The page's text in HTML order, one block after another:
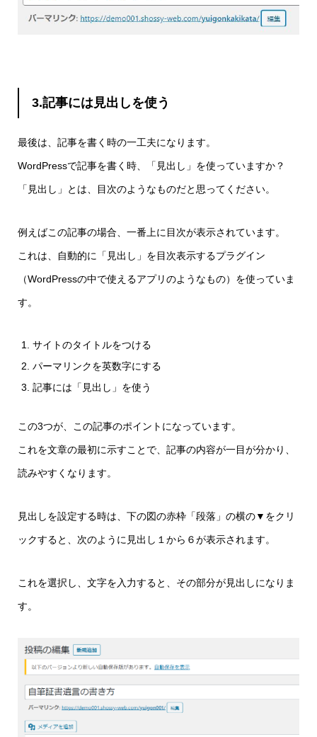
3.記事には見出しを使う
最後は、記事を書く時の一工夫になります。
WordPressで記事を書く時、「見出し」を使っていますか？
「見出し」とは、目次のようなものだと思ってください。
例えばこの記事の場合、一番上に目次が表示されています。
これは、自動的に「見出し」を目次表示するプラグイン
（WordPressの中で使えるアプリのようなもの）を使っていま
す。
サイトのタイトルをつける
パーマリンクを英数字にする
記事には「見出し」を使う
この3つが、この記事のポイントになっています。
これを文章の最初に示すことで、記事の内容が一目が分かり、
読みやすくなります。
見出しを設定する時は、下の図の赤枠「段落」の横の▼をクリ
ックすると、次のように見出し１から６が表示されます。
これを選択し、文字を入力すると、その部分が見出しになりま
す。